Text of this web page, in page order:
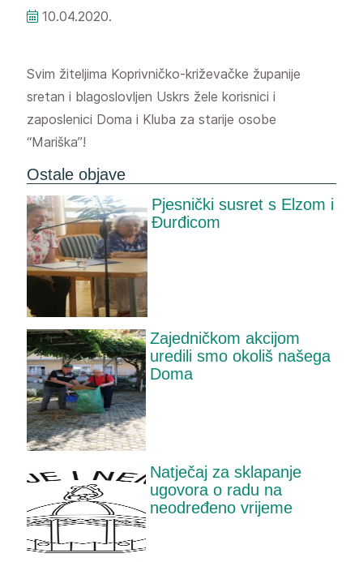
10.04.2020.
Svim žiteljima Koprivničko-križevačke županije
sretan i blagoslovljen Uskrs žele korisnici i
zaposlenici Doma i Kluba za starije osobe
“Mariška”!
Ostale objave
Pjesnički susret s Elzom i
Đurđicom
Zajedničkom akcijom
uredili smo okoliš našega
Doma
Natječaj za sklapanje
ugovora o radu na
neodređeno vrijeme